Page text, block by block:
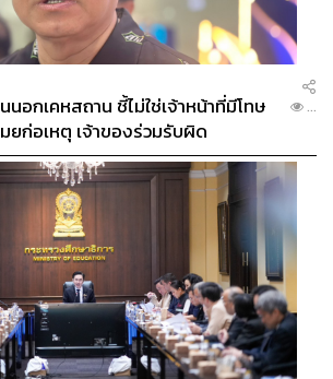
อกเคหสถาน ชี้ไม่ใช่เจ้าหน้าที่มีโทษ
ยก่อเหตุ เจ้าของร่วมรับผิด
...